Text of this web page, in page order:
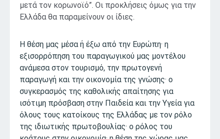
μετά τον κορωνοϊό”. Οι προκλήσεις όμως για την
Ελλάδα θα παραμείνουν οι ίδιες.
Η θέση μας μέσα ή έξω από την Ευρώπη· η
εξισορρόπηση του παραγωγικού μας μοντέλου
ανάμεσα στον τουρισμό, την πρωτογενή
παραγωγή και την οικονομία της γνώσης· ο
συγκερασμός της καθολικής απαίτησης για
ισότιμη πρόσβαση στην Παιδεία και την Υγεία για
όλους τους κατοίκους της Ελλάδας με τον ρόλο
της ιδιωτικής πρωτοβουλίας· ο ρόλος του